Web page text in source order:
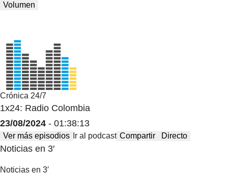
Volumen
Crónica 24/7
1x24: Radio Colombia
23/08/2024 - 01:38:13
Ver más episodios Ir al podcast Compartir Directo
Noticias en 3′
Noticias en 3′